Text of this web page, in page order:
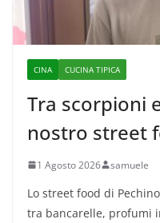
CINA CUCINA TIPICA
Tra scorpioni
nostro street
1 Agosto 2026 samuele
Lo street food di
tra bancarelle, profumi